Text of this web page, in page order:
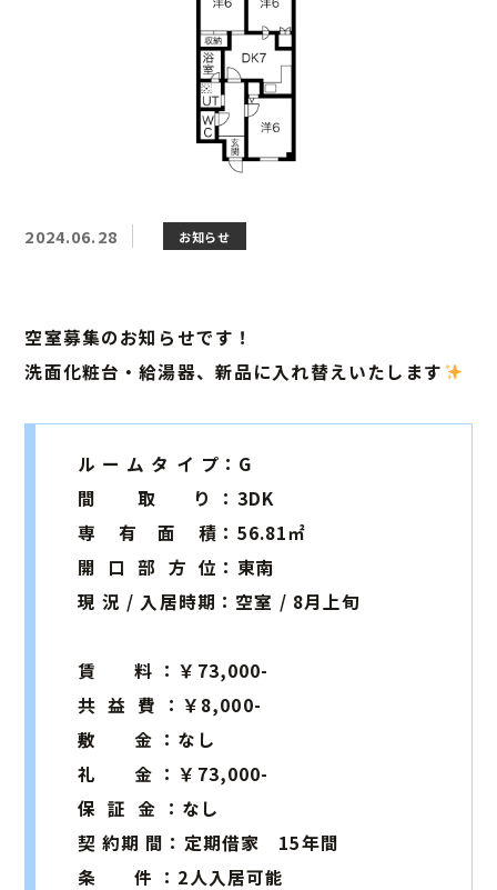
2024.06.28 お知らせ
空室募集のお知らせです！
洗面化粧台・給湯器、新品に入れ替えいたします
ル ー ム タ イ プ：G
間 取 り ：3DK
専 有 面 積：56.81㎡
開 口 部 方 位：東南
現 況 / 入居時期：空室 / 8月上旬
賃 料 ：￥73,000-
共 益 費 ：￥8,000-
敷 金 ：なし
礼 金 ：￥73,000-
保 証 金 ：なし
契 約期 間：定期借家 15年間
条 件 ：2人入居可能